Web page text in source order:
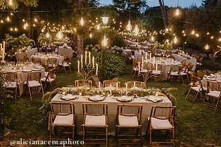
@alicianacentaphoto